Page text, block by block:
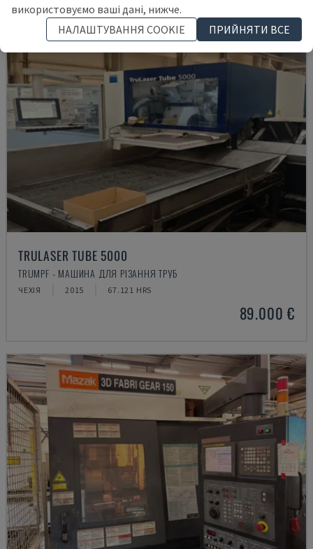
TRULASER TUBE 5000
TRUMPF - МАШИНА ДЛЯ РІЗАННЯ ТРУБ
ЧЕХІЯ 2015 67.121 HRS
89.000 €
використовуємо ваші дані, нижче.
НАЛАШТУВАННЯ COOKIE
ПРИЙНЯТИ ВСЕ